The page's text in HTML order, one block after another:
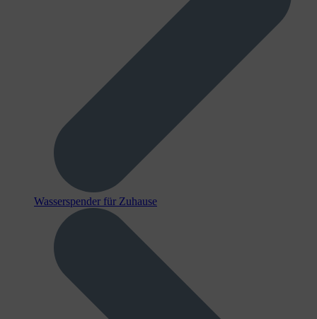
Wasserspender für Zuhause